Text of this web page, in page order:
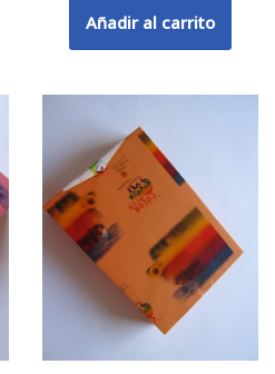
Añadir al carrito